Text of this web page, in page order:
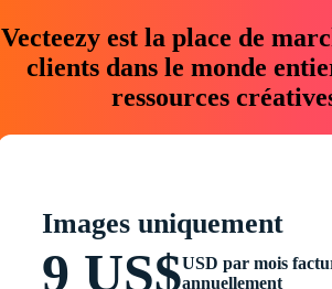
Vecteezy est la place de
clients dans le monde
ressources
Images uniquement
9 US$USD par mois
annuellement